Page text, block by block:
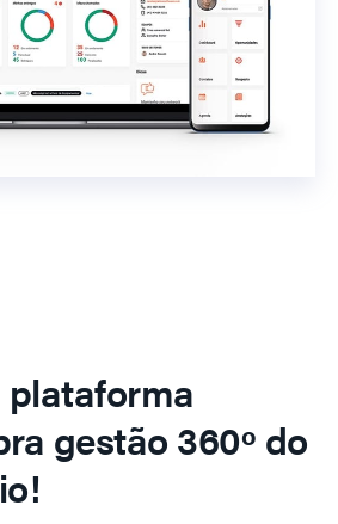
gestão 360º do